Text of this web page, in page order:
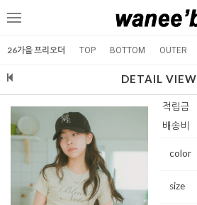
메
26가을 프리오더 TOP BOTTOM OUTER
DETAIL VIEW
적립금
배송비
color
size